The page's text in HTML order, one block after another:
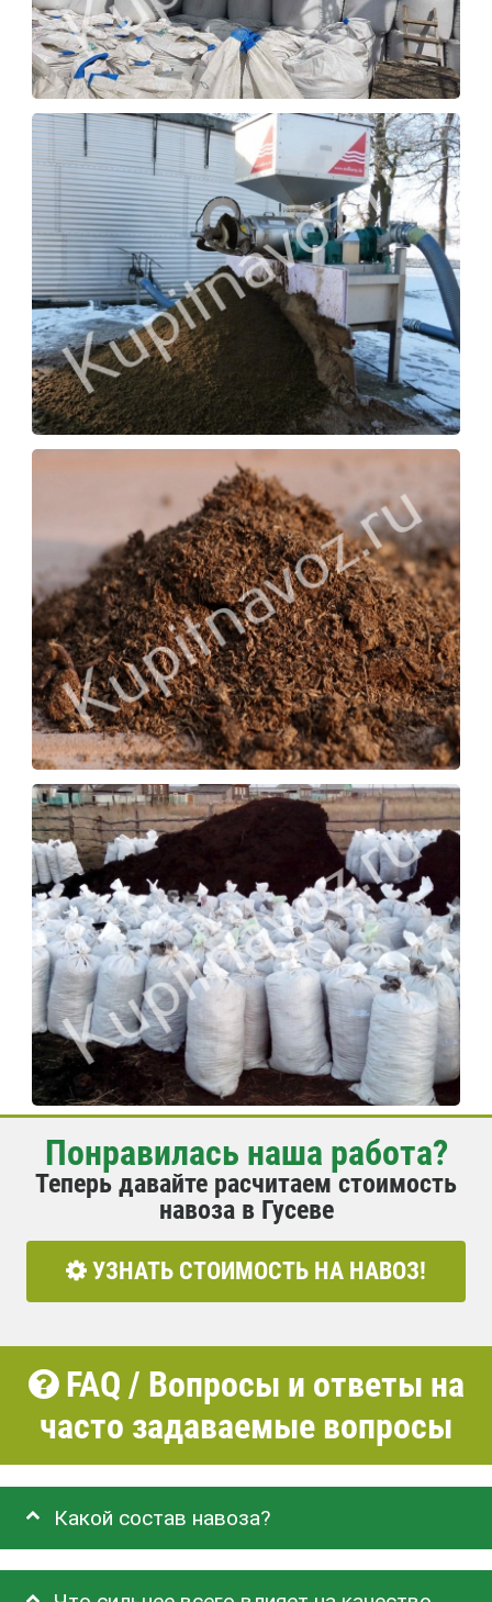
Понравилась наша работа?
Теперь давайте расчитаем стоимость
навоза в Гусеве
УЗНАТЬ СТОИМОСТЬ НА НАВОЗ!
FAQ / Вопросы и ответы на
часто задаваемые вопросы
Какой состав навоза?